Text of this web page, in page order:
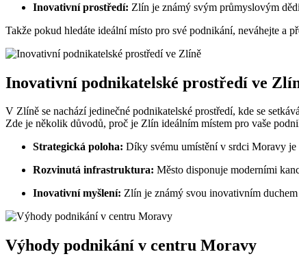
Inovativní prostředí: Zlín je známý svým průmyslovým
Takže pokud hledáte ideální místo pro své podnikání, neváhejte a
Inovativní podnikatelské prostředí ve
V Zlíně se nachází jedinečné podnikatelské prostředí, kde se
Zde je několik důvodů, proč je Zlín ideálním místem pro vaše
Strategická poloha: Díky svému umístění v srdci Moravy
Rozvinutá infrastruktura: Město disponuje moderními
Inovativní myšlení: Zlín je známý svou inovativním
Výhody podnikání v centru Moravy